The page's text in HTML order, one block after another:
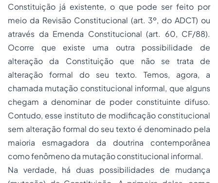
Constituição já existente, o que pode ser feito por
meio da Revisão Constitucional (art. 3º, do ADCT) ou
através da Emenda Constitucional (art. 60, CF/88).
Ocorre que existe uma outra possibilidade de
alteração da Constituição que não se trata de
alteração formal do seu texto. Temos, agora, a
chamada mutação constitucional informal, que alguns
chegam a denominar de poder constituinte difuso.
Contudo, esse instituto de modificação constitucional
sem alteração formal do seu texto é denominado pela
maioria esmagadora da doutrina contemporânea
como fenômeno da mutação constitucional informal.
Na verdade, há duas possibilidades de mudança